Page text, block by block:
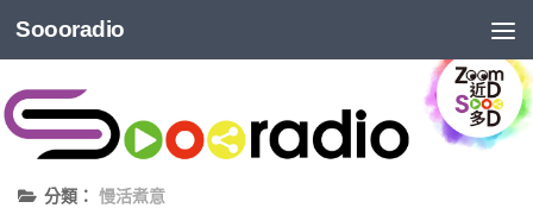
Soooradio
分類： 慢活煮意